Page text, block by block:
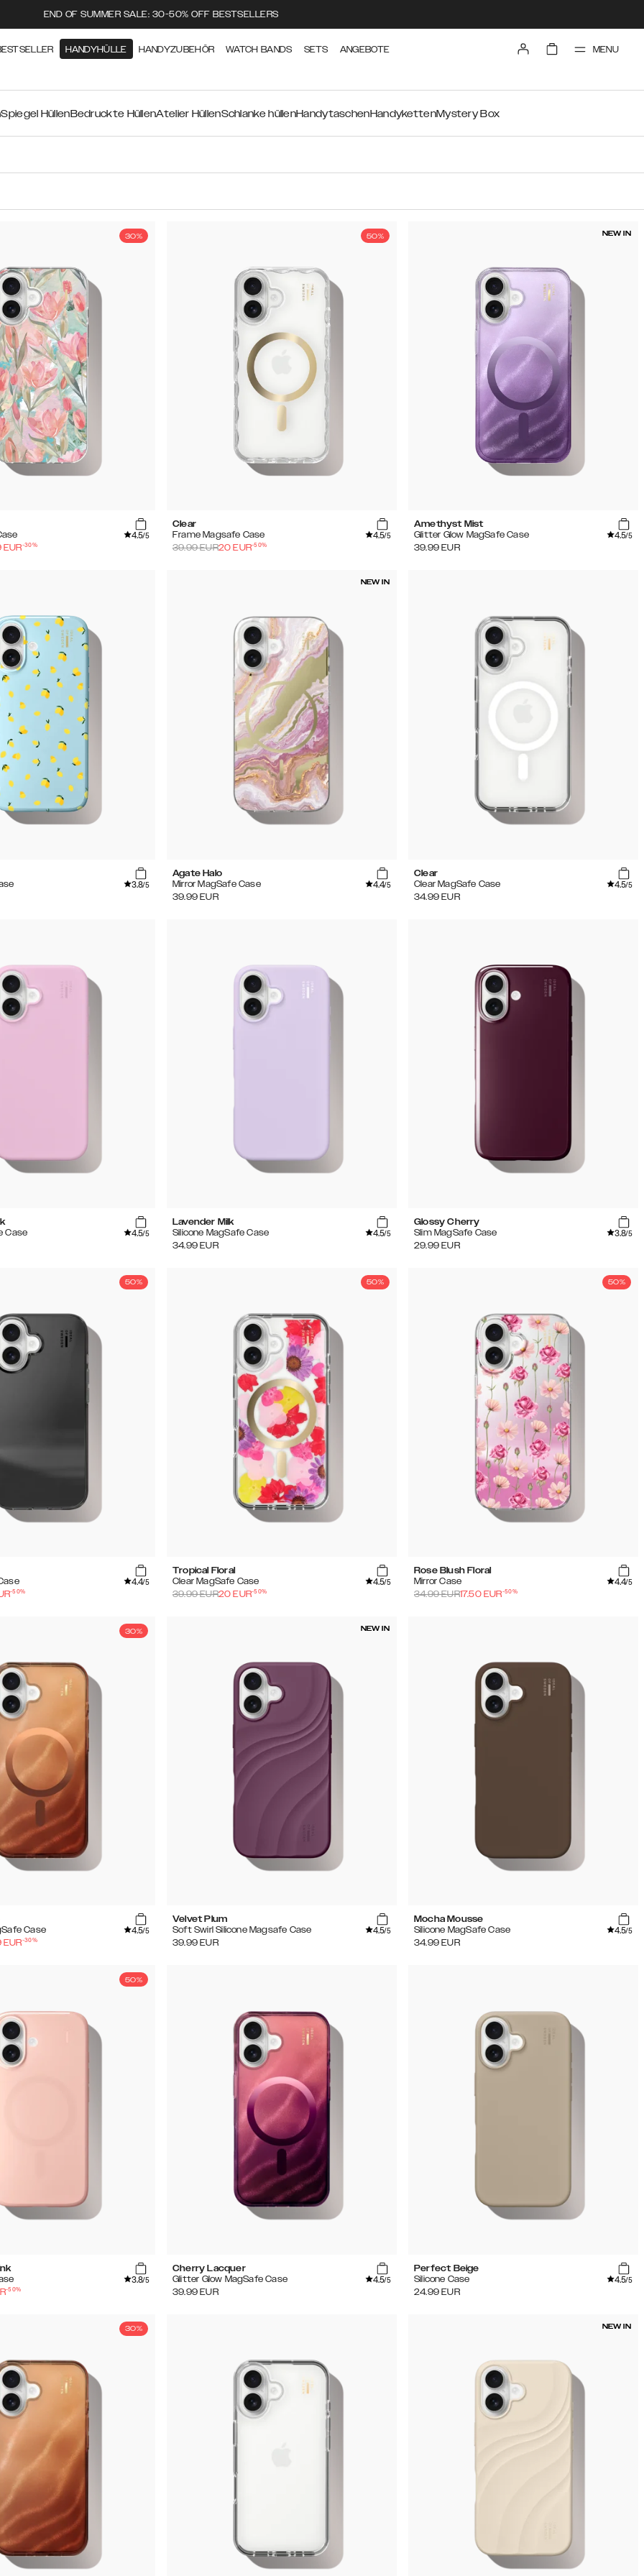
END OF SUMMER SALE: 30-50% OFF BESTSELLERS
HANDYHÜLLE HANDYZUBEHÖR WATCH BANDS SETS ANGEBOTE MENU
Spiegel HüllenBedruckte HüllenAtelier HüllenSchlanke hüllenHandytaschenHandykettenMystery Box
30%
4.5/5
EUR-30%
50%
Clear
Frame Magsafe Case
4.5/5
39.99EUR20 EUR-50%
NEW IN
Amethyst Mist
Glitter Glow MagSafe Case
4.5/5
39.99 EUR
3.8/5
NEW IN
Agate Halo
Mirror MagSafe Case
4.4/5
39.99 EUR
Clear
Clear MagSafe Case
4.5/5
34.99 EUR
Case
4.5/5
Lavender Milk
Silicone MagSafe Case
4.5/5
34.99 EUR
Glossy Cherry
Slim MagSafe Case
3.8/5
29.99 EUR
50%
4.4/5
-50%
50%
Tropical Floral
Clear MagSafe Case
4.5/5
39.99EUR20 EUR-50%
50%
Rose Blush Floral
Mirror Case
4.4/5
34.99EUR17.50 EUR-50%
30%
Case
4.5/5
EUR-30%
NEW IN
Velvet Plum
Soft Swirl Silicone Magsafe Case
4.5/5
39.99 EUR
Mocha Mousse
Silicone MagSafe Case
4.5/5
34.99 EUR
50%
3.8/5
-50%
Cherry Lacquer
Glitter Glow MagSafe Case
4.5/5
39.99 EUR
Perfect Beige
Silicone Case
4.5/5
24.99 EUR
30% NEW IN